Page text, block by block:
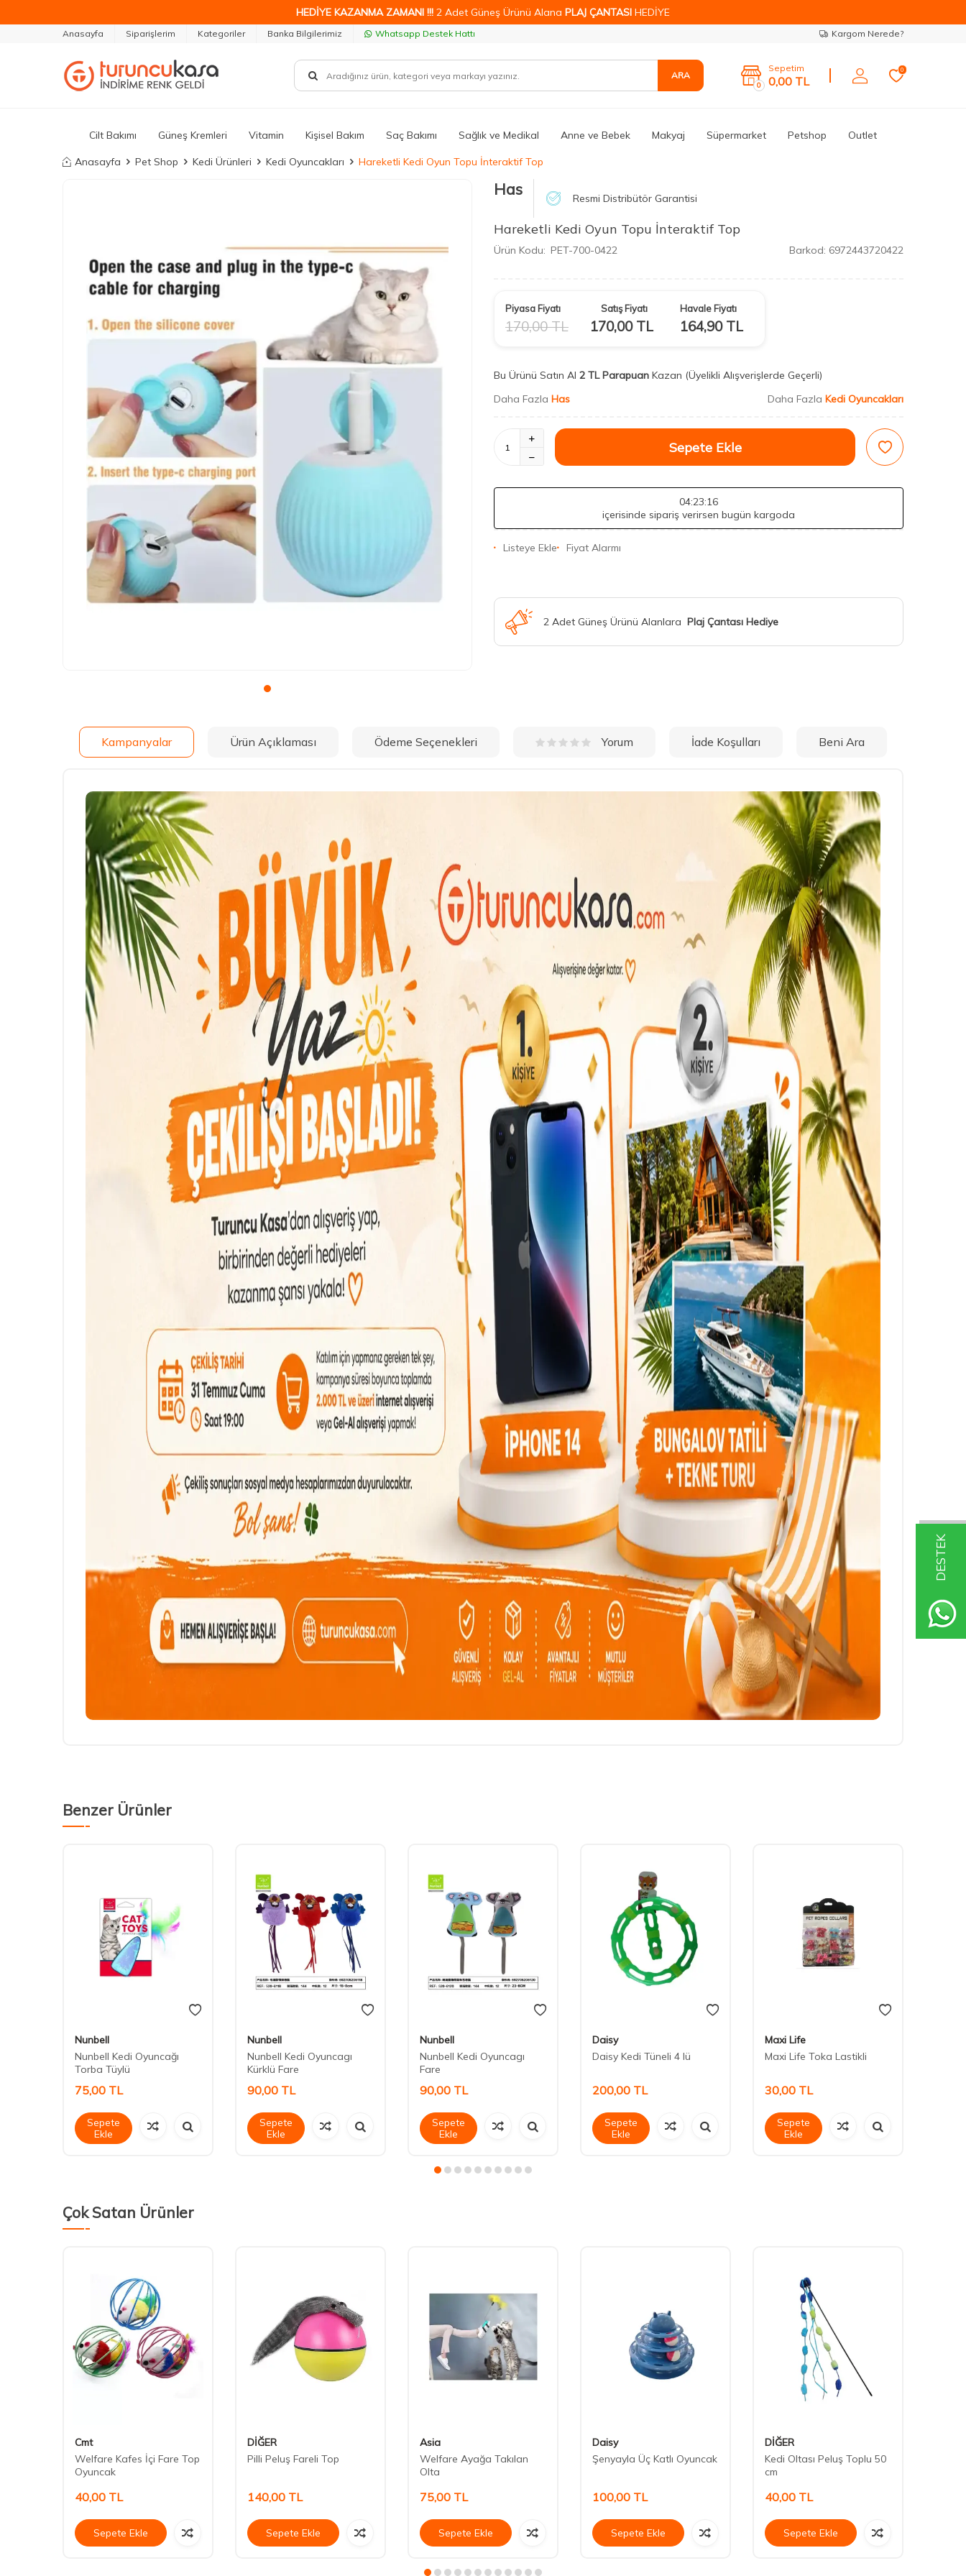
DESTEK
HEDİYE KAZANMA ZAMANI !!! 2 Adet Güneş Ürünü Alana PLAJ ÇANTASI HEDİYE
Anasayfa Siparişlerim Kategoriler Banka Bilgilerimiz Whatsapp Destek Hattı Kargom Nerede?
ARA
0
Sepetim
0,00 TL
0
Cilt Bakımı Güneş Kremleri Vitamin Kişisel Bakım Saç Bakımı Sağlık ve Medikal Anne ve Bebek Makyaj Süpermarket Petshop Outlet
Anasayfa Pet Shop Kedi Ürünleri Kedi Oyuncakları Hareketli Kedi Oyun Topu İnteraktif Top
Has Resmi Distribütör Garantisi
Hareketli Kedi Oyun Topu İnteraktif Top
Ürün Kodu: PET-700-0422 Barkod: 6972443720422
Piyasa Fiyatı
170,00TL
Satış Fiyatı
170,00TL
Havale Fiyatı
164,90TL
Bu Ürünü Satın Al 2 TL Parapuan Kazan (Üyelikli Alışverişlerde Geçerli)
Daha Fazla Has Daha Fazla Kedi Oyuncakları
Sepete Ekle
04:23:14
içerisinde sipariş verirsen bugün kargoda
Listeye Ekle Fiyat Alarmı
2 Adet Güneş Ürünü Alanlara Plaj Çantası Hediye
Kampanyalar Ürün Açıklaması Ödeme Seçenekleri Yorum İade Koşulları Beni Ara
Benzer Ürünler
Nunbell
Nunbell Kedi Oyuncağı
Torba Tüylü
75,00 TL
Sepete
Ekle
Nunbell
Nunbell Kedi Oyuncagı
Kürklü Fare
90,00 TL
Sepete
Ekle
Nunbell
Nunbell Kedi Oyuncagı
Fare
90,00 TL
Sepete
Ekle
Daisy
Daisy Kedi Tüneli 4 lü
200,00 TL
Sepete
Ekle
Maxi Life
Maxi Life Toka Lastikli
30,00 TL
Sepete
Ekle
Çok Satan Ürünler
Cmt
Welfare Kafes İçi Fare Top
Oyuncak
40,00 TL
Sepete Ekle
DİĞER
Pilli Peluş Fareli Top
140,00 TL
Sepete Ekle
Asia
Welfare Ayağa Takılan
Olta
75,00 TL
Sepete Ekle
Daisy
Şenyayla Üç Katlı Oyuncak
100,00 TL
Sepete Ekle
DİĞER
Kedi Oltası Peluş Toplu 50
cm
40,00 TL
Sepete Ekle